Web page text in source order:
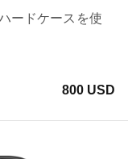
ードケースを使
800 USD